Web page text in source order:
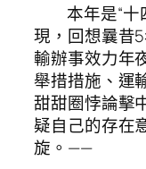
本年是“
現，回想曩昔
輸辦事效力年
舉措措施、運
甜甜圈悖論擊
疑自己的存在
旋。——